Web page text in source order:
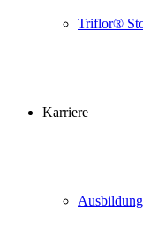
Triflor®
Karriere